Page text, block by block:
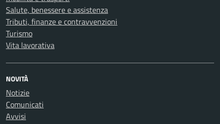
Salute, benessere e assistenza
Tributi, finanze e contravvenzioni
Turismo
Vita lavorativa
NOVITÀ
Notizie
Comunicati
Avvisi